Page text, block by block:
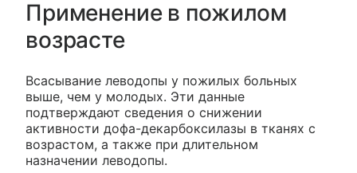
Применение в пожилом
возрасте
Всасывание леводопы у пожилых больных
выше, чем у молодых. Эти данные
подтверждают сведения о снижении
активности дофа-декарбоксилазы в тканях с
возрастом, а также при длительном
назначении леводопы.